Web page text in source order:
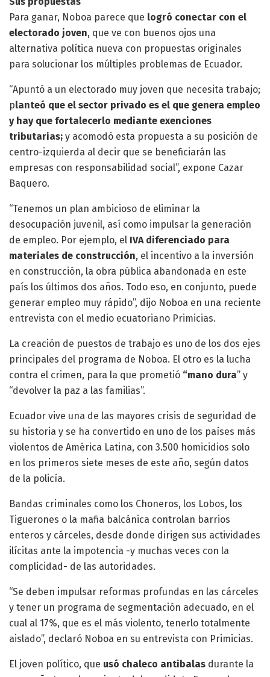
Para ganar, Noboa parece que logró conectar con el
electorado joven, que ve con buenos ojos una
alternativa política nueva con propuestas originales
para solucionar los múltiples problemas de Ecuador.
“Apuntó a un electorado muy joven que necesita trabajo;
planteó que el sector privado es el que genera empleo
y hay que fortalecerlo mediante exenciones
tributarias; y acomodó esta propuesta a su posición de
centro-izquierda al decir que se beneficiarán las
empresas con responsabilidad social”, expone Cazar
Baquero.
“Tenemos un plan ambicioso de eliminar la
desocupación juvenil, así como impulsar la generación
de empleo. Por ejemplo, el IVA diferenciado para
materiales de construcción, el incentivo a la inversión
en construcción, la obra pública abandonada en este
país los últimos dos años. Todo eso, en conjunto, puede
generar empleo muy rápido”, dijo Noboa en una reciente
entrevista con el medio ecuatoriano Primicias.
La creación de puestos de trabajo es uno de los dos ejes
principales del programa de Noboa. El otro es la lucha
contra el crimen, para la que prometió “mano dura” y
“devolver la paz a las familias”.
Ecuador vive una de las mayores crisis de seguridad de
su historia y se ha convertido en uno de los países más
violentos de América Latina, con 3.500 homicidios solo
en los primeros siete meses de este año, según datos
de la policía.
Bandas criminales como los Choneros, los Lobos, los
Tiguerones o la mafia balcánica controlan barrios
enteros y cárceles, desde donde dirigen sus actividades
ilícitas ante la impotencia -y muchas veces con la
complicidad- de las autoridades.
“Se deben impulsar reformas profundas en las cárceles
y tener un programa de segmentación adecuado, en el
cual al 17%, que es el más violento, tenerlo totalmente
aislado”, declaró Noboa en su entrevista con Primicias.
El joven político, que usó chaleco antibalas durante la